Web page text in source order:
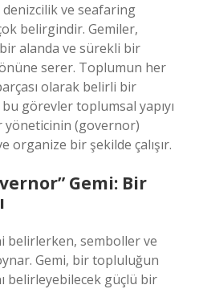
ve seafaring
belirgindir. Gemiler,
bir alanda ve sürekli bir
serer. Toplumun her
olarak belirli bir
görevler toplumsal yapıyı
yöneticinin (governor)
organize bir şekilde çalışır.
Gemi: Bir
semboller ve
Gemi, bir topluluğun
belirleyebilecek güçlü bir